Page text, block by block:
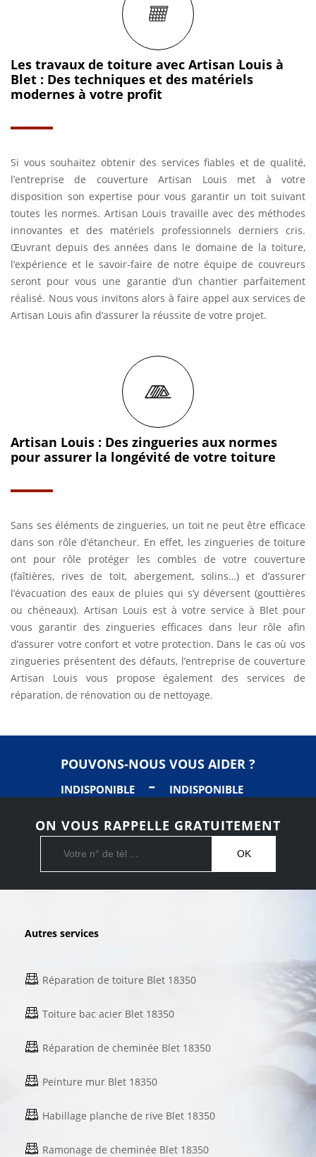
Les travaux de toiture avec Artisan Louis à
Blet : Des techniques et des matériels
modernes à votre profit
Si vous souhaitez obtenir des services fiables et de qualité,
l’entreprise de couverture Artisan Louis met à votre
disposition son expertise pour vous garantir un toit suivant
toutes les normes. Artisan Louis travaille avec des méthodes
innovantes et des matériels professionnels derniers cris.
Œuvrant depuis des années dans le domaine de la toiture,
l’expérience et le savoir-faire de notre équipe de couvreurs
seront pour vous une garantie d’un chantier parfaitement
réalisé. Nous vous invitons alors à faire appel aux services de
Artisan Louis afin d’assurer la réussite de votre projet.
Artisan Louis : Des zingueries aux normes
pour assurer la longévité de votre toiture
Sans ses éléments de zingueries, un toit ne peut être efficace
dans son rôle d’étancheur. En effet, les zingueries de toiture
ont pour rôle protéger les combles de votre couverture
(faîtières, rives de toit, abergement, solins…) et d’assurer
l’évacuation des eaux de pluies qui s’y déversent (gouttières
ou chéneaux). Artisan Louis est à votre service à Blet pour
vous garantir des zingueries efficaces dans leur rôle afin
d’assurer votre confort et votre protection. Dans le cas où vos
zingueries présentent des défauts, l’entreprise de couverture
Artisan Louis vous propose également des services de
réparation, de rénovation ou de nettoyage.
POUVONS-NOUS VOUS AIDER ?
INDISPONIBLE - INDISPONIBLE
ON VOUS RAPPELLE GRATUITEMENT
Autres services
Réparation de toiture Blet 18350
Toiture bac acier Blet 18350
Réparation de cheminée Blet 18350
Peinture mur Blet 18350
Habillage planche de rive Blet 18350
Ramonage de cheminée Blet 18350